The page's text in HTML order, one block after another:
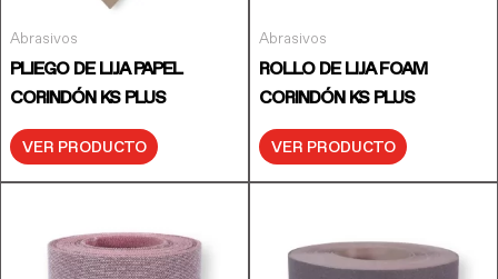
Abrasivos
PLIEGO DE LIJA PAPEL
CORINDÓN KS PLUS
VER PRODUCTO
Abrasivos
ROLLO DE LIJA FOAM
CORINDÓN KS PLUS
VER PRODUCTO